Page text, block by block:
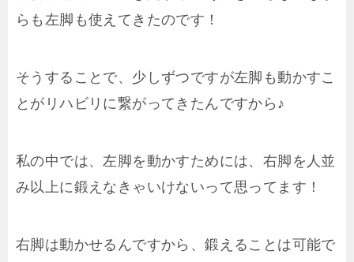
らも左脚も使えてきたのです！
そうすることで、少しずつですが左脚も動かすこ
とがリハビリに繋がってきたんですから♪
私の中では、左脚を動かすためには、右脚を人並
み以上に鍛えなきゃいけないって思ってます！
右脚は動かせるんですから、鍛えることは可能で